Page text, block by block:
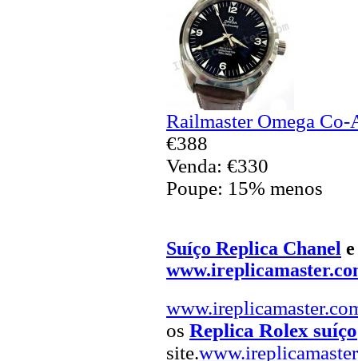
Railmaster Omega
€388
Venda: €330
Poupe: 15% menos
Suíço Replica Chanel
os Replica Rolex suíço
site.